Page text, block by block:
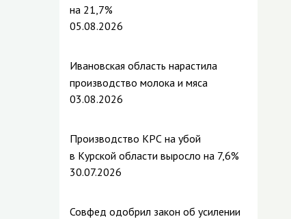
на 21,7%
05.08.2026
Ивановская область нарастила
производство молока и мяса
03.08.2026
Производство КРС на убой
в Курской области выросло на 7,6%
30.07.2026
Совфед одобрил закон об усилении